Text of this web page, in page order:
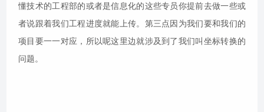
懂技术的工程部的或者是信息化的这些专员你提前去做一些或
者说跟着我们工程进度就能上传。第三点因为我们要和我们的
项目要一一对应，所以呢这里边就涉及到了我们叫坐标转换的
问题。